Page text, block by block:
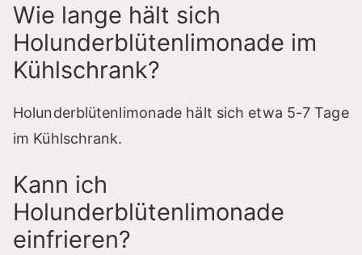
Wie lange hält sich
Holunderblütenlimonade im
Kühlschrank?
Holunderblütenlimonade hält sich etwa 5-7 Tage
im Kühlschrank.
Kann ich
Holunderblütenlimonade
einfrieren?